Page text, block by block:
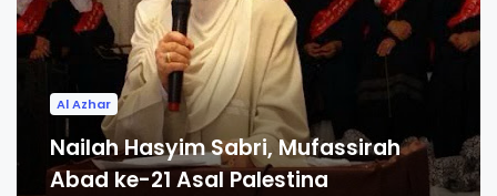
Al Azhar
Nailah Hasyim Sabri, Mufassirah
Abad ke-21 Asal Palestina